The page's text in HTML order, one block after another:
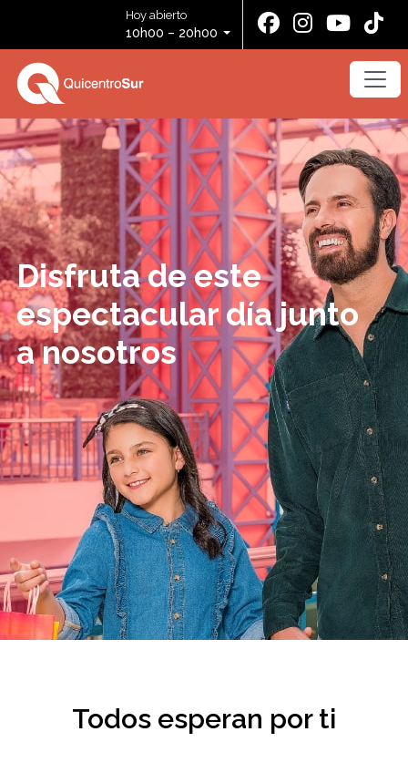
Hoy abierto
10h00 – 20h00
Disfruta de este
espectacular día junto
a nosotros
Todos esperan por ti